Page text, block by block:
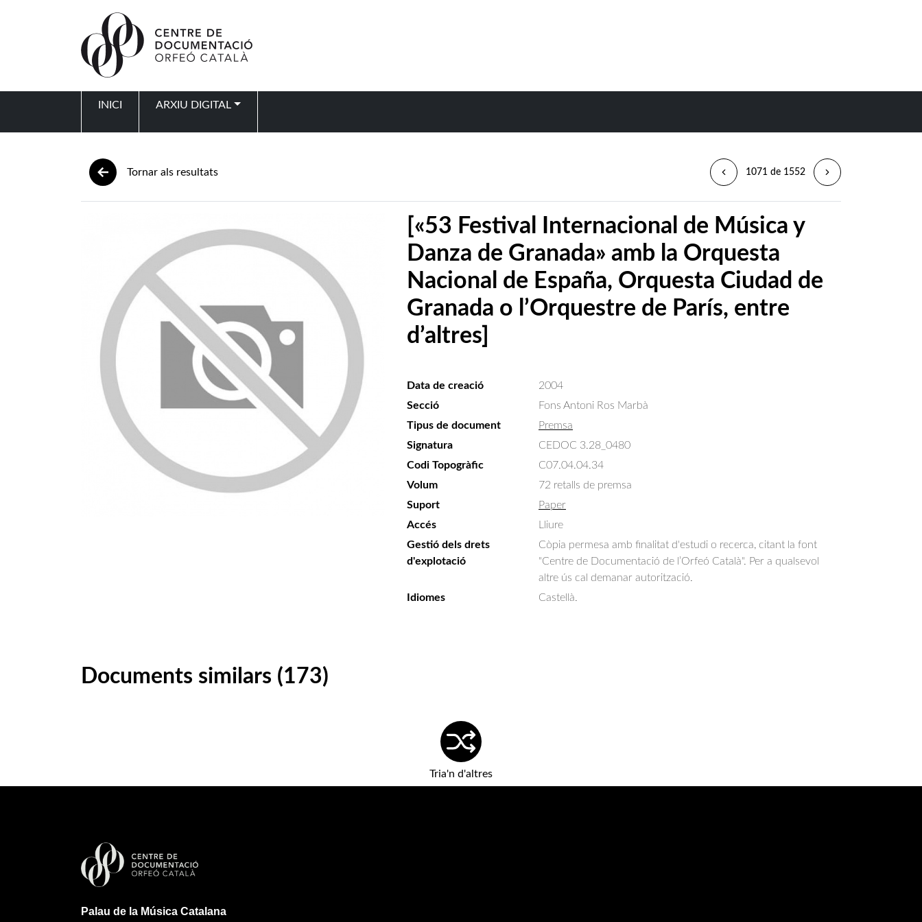
INICI ARXIU DIGITAL
Tornar als resultats 1071 de 1552
[«53 Festival Internacional de Música y
Danza de Granada» amb la Orquesta
Nacional de España, Orquesta Ciudad de
Granada o l’Orquestre de París, entre
d’altres]
Data de creació
2004
Secció
Fons Antoni Ros Marbà
Tipus de document
Premsa
Signatura
CEDOC 3.28_0480
Codi Topogràfic
C07.04.04.34
Volum
72 retalls de premsa
Suport
Paper
Accés
Lliure
Gestió dels drets
d'explotació
Còpia permesa amb finalitat d'estudi o recerca, citant la font
"Centre de Documentació de l’Orfeó Català". Per a qualsevol
altre ús cal demanar autorització.
Idiomes
Castellà.
Documents similars (173)
Tria'n d'altres
Palau de la Música Catalana